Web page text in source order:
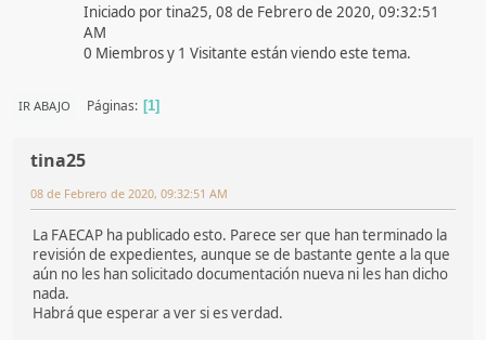
Iniciado por tina25, 08 de Febrero de 2020, 09:32:51
AM
0 Miembros y 1 Visitante están viendo este tema.
IR ABAJO Páginas 1
tina25
08 de Febrero de 2020, 09:32:51 AM
La FAECAP ha publicado esto. Parece ser que han terminado la
revisión de expedientes, aunque se de bastante gente a la que
aún no les han solicitado documentación nueva ni les han dicho
nada.
Habrá que esperar a ver si es verdad.